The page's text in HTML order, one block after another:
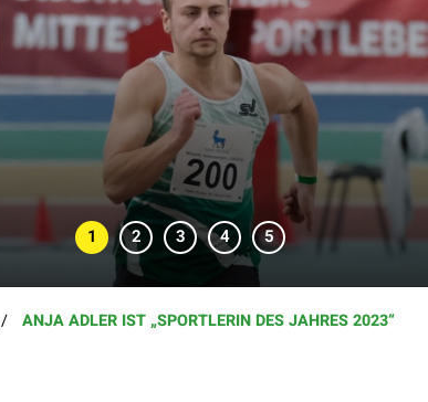
ANJA ADLER IST „SPORTLERIN DES JAHRES 2023“
Mitglieder-Service